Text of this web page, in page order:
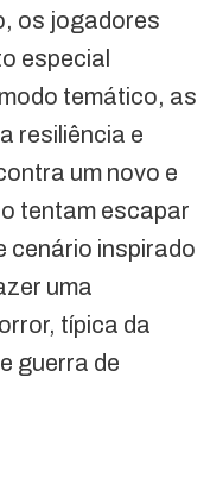
os jogadores
especial
temático, as
resiliência e
um novo e
tentam escapar
cenário inspirado
uma
típica da
guerra de